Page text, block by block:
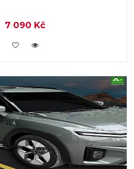
7 090 Kč
KOUPIT